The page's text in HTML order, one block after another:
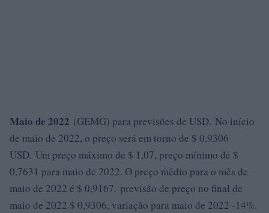
Maio de 2022 (GEMG) para previsões de USD. No início
de maio de 2022, o preço será em torno de $ 0,9306
USD. Um preço máximo de $ 1,07, preço mínimo de $
0,7631 para maio de 2022. O preço médio para o mês de
maio de 2022 é $ 0,9167. previsão de preço no final de
maio de 2022 $ 0,9306, variação para maio de 2022 -14%.